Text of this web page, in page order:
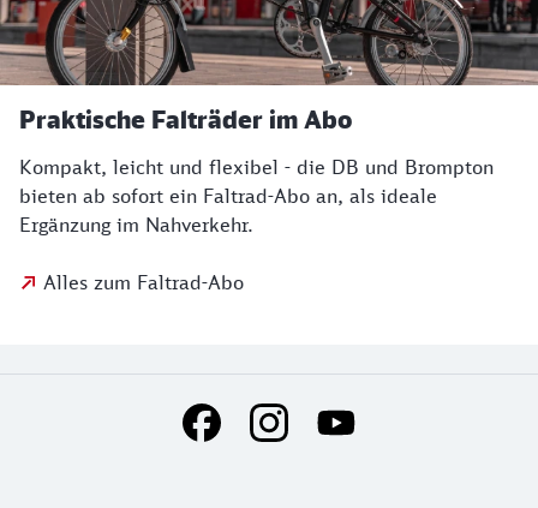
Praktische Falträder im Abo
Kompakt, leicht und flexibel - die DB und Brompton
bieten ab sofort ein Faltrad-Abo an, als ideale
Ergänzung im Nahverkehr.
Alles zum Faltrad-Abo
Social Media Links